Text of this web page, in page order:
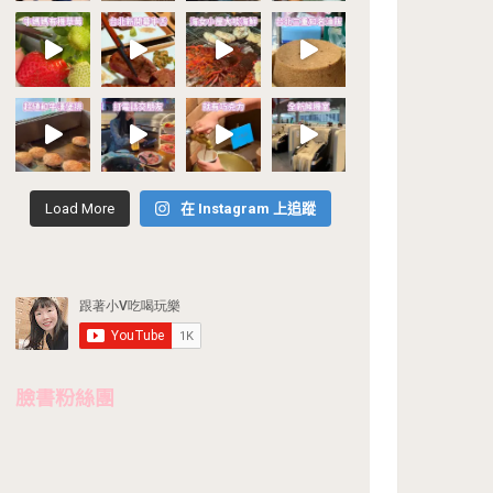
Load More 在 Instagram 上追蹤
臉書粉絲團